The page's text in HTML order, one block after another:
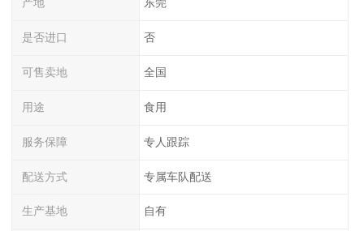
产地 东莞
是否进口 否
可售卖地 全国
用途 食用
服务保障 专人跟踪
配送方式 专属车队配送
生产基地 自有